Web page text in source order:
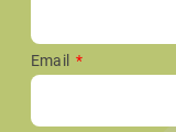
Email